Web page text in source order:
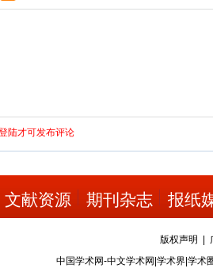
文献资源 期刊杂志 报纸
版权声明
中国学术网-中文学术网|学术界|学术